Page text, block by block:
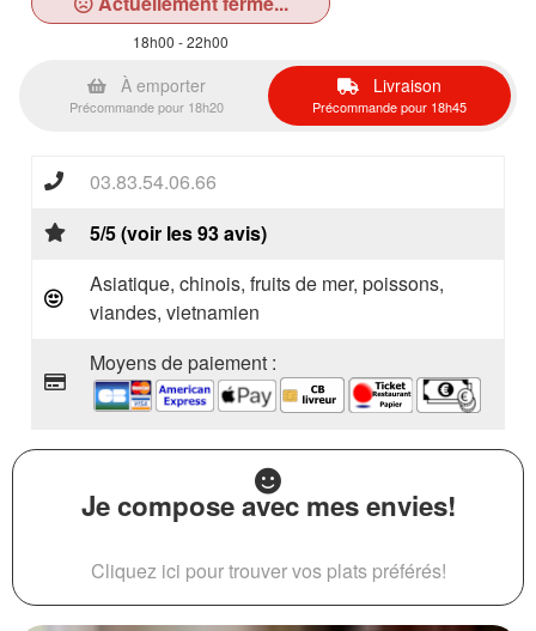
18h00 - 22h00
À emporter
Précommande pour 18h20
Livraison
Précommande pour 18h45
03.83.54.06.66
5/5 (voir les 93 avis)
Asiatique, chinois, fruits de mer, poissons,
viandes, vietnamien
Moyens de paiement :
Je compose avec mes envies!
Cliquez ici pour trouver vos plats préférés!